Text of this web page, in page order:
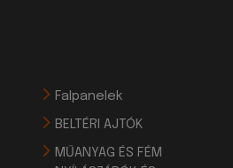
Falpanelek
BELTÉRI AJTÓK
MŰANYAG ÉS FÉM